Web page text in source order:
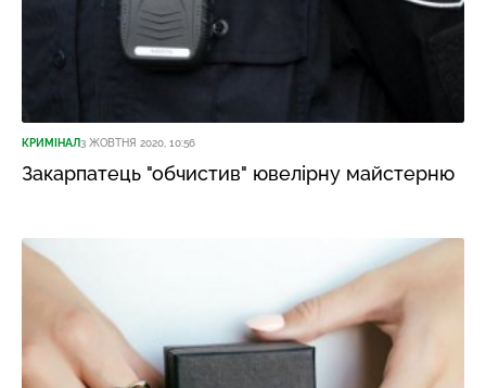
КРИМІНАЛ3 ЖОВТНЯ 2020, 10:56
Закарпатець "обчистив" ювелірну майстерню